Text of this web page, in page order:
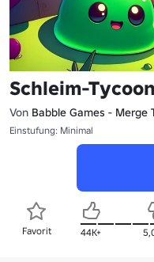
Schleim-Tycoon
Von Babble Games - Merge
Einstufung: Minimal
Favorit 44K+